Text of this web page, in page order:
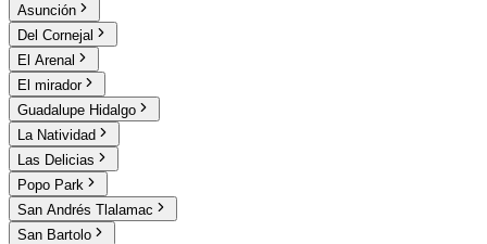
Asunción
Del Cornejal
El Arenal
El mirador
Guadalupe Hidalgo
La Natividad
Las Delicias
Popo Park
San Andrés Tlalamac
San Bartolo